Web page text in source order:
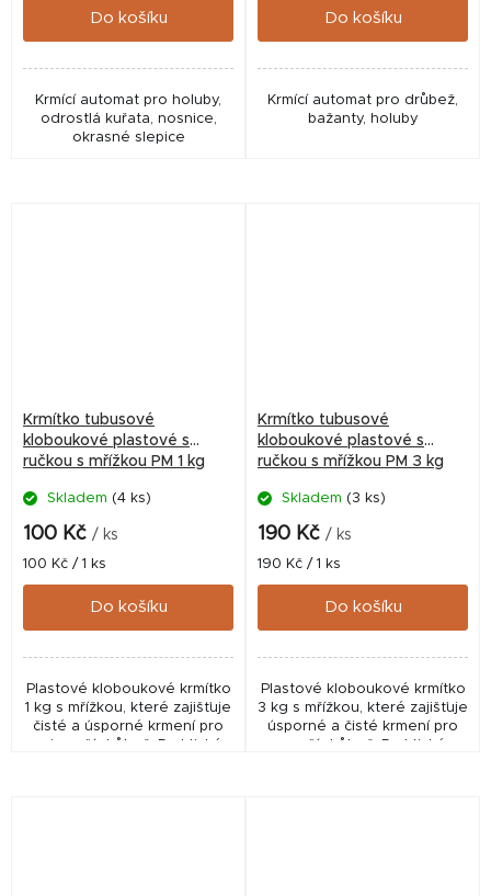
Do košíku
Krmící automat pro holuby,
odrostlá kuřata, nosnice,
okrasné slepice
Do košíku
Krmící automat pro drůbež,
bažanty, holuby
Krmítko tubusové
kloboukové plastové s
ručkou s mřížkou PM 1 kg
Skladem (4 ks)
100 Kč / ks
Měrná
cena:
100 Kč / 1 ks
Do košíku
Plastové kloboukové krmítko
1 kg s mřížkou, které zajišťuje
čisté a úsporné krmení pro
Krmítko tubusové
kloboukové plastové s
ručkou s mřížkou PM 3 kg
Skladem (3 ks)
190 Kč / ks
Měrná
cena:
190 Kč / 1 ks
Do košíku
Plastové kloboukové krmítko
3 kg s mřížkou, které zajišťuje
úsporné a čisté krmení pro